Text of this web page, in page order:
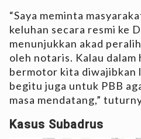
“Saya meminta
keluhan secara resmi ke
menunjukkan akad
oleh notaris. Kalau dalam
bermotor kita diwajibkan
begitu juga untuk PBB
masa mendatang,”
Kasus Subadrus